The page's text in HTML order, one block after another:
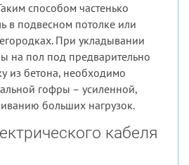
способом частенько
в подвесном потолке или
При укладывании
на пол под предварительно
из бетона, необходимо
гофры – усиленной,
больших нагрузок.
кабеля